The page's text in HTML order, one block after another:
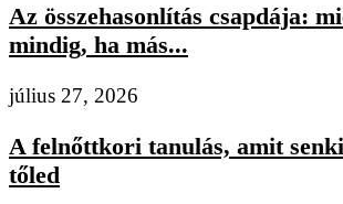
Az összehasonlítás csapdája:
mindig, ha más...
július 27, 2026
A felnőttkori tanulás, amit
tőled